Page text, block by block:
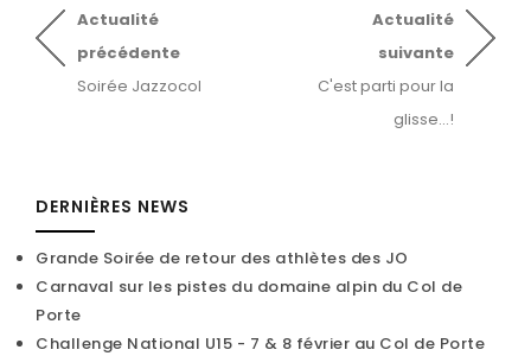
Actualité
précédente
Soirée Jazzocol
Actualité
suivante
C'est parti pour la
glisse...!
DERNIÈRES NEWS
Grande Soirée de retour des athlètes des JO
Carnaval sur les pistes du domaine alpin du Col de
Porte
Challenge National U15 - 7 & 8 février au Col de Porte